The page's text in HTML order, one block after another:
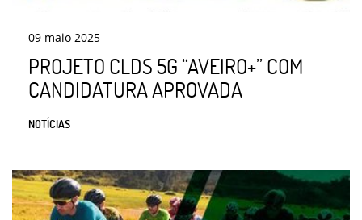
09 maio 2025
PROJETO CLDS 5G “AVEIRO+” COM
CANDIDATURA APROVADA
NOTÍCIAS